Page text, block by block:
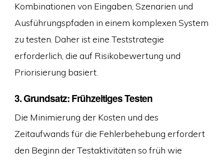
Kombinationen von Eingaben, Szenarien und
Ausführungspfaden in einem komplexen System
zu testen. Daher ist eine Teststrategie
erforderlich, die auf Risikobewertung und
Priorisierung basiert.
3. Grundsatz: Frühzeitiges Testen
Die Minimierung der Kosten und des
Zeitaufwands für die Fehlerbehebung erfordert
den Beginn der Testaktivitäten so früh wie